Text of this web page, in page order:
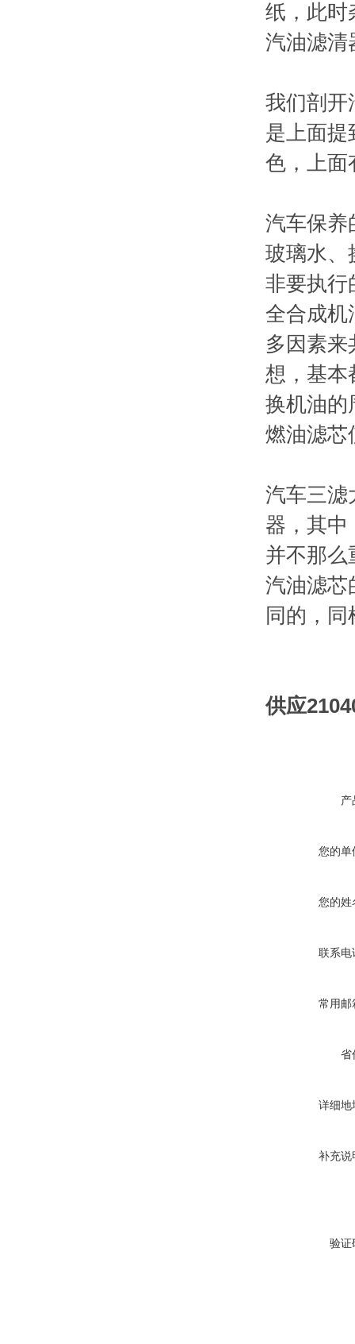
纸，此时
汽油滤清
我们剖开
是上面提
色，上面
汽车保养
玻璃水、
非要执行
全合成机
多因素来
想，基本
换机油的
燃油滤芯
汽车三滤
器，其中
并不那么
汽油滤芯
同的，
供应
产
您的单
您的姓
联系电
常用邮
省
详细地
补充说
验证